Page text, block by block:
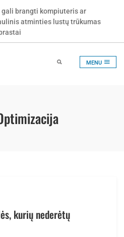
gali brangti kompiuteris ar
atminties lustų trūkumas
MENU
kurių nederėtų